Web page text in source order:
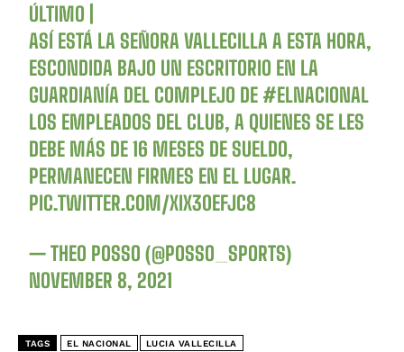
ÚLTIMO |
ASÍ ESTÁ LA SEÑORA VALLECILLA A ESTA HORA,
ESCONDIDA BAJO UN ESCRITORIO EN LA
GUARDIANÍA DEL COMPLEJO DE#ELNACIONAL
LOS EMPLEADOS DEL CLUB, A QUIENES SE LES
DEBE MÁS DE 16 MESES DE SUELDO,
PERMANECEN FIRMES EN EL LUGAR.
PIC.TWITTER.COM/XIX30EFJC8
— THEO POSSO (@POSSO_SPORTS)
NOVEMBER 8, 2021
TAGS EL NACIONAL LUCIA VALLECILLA